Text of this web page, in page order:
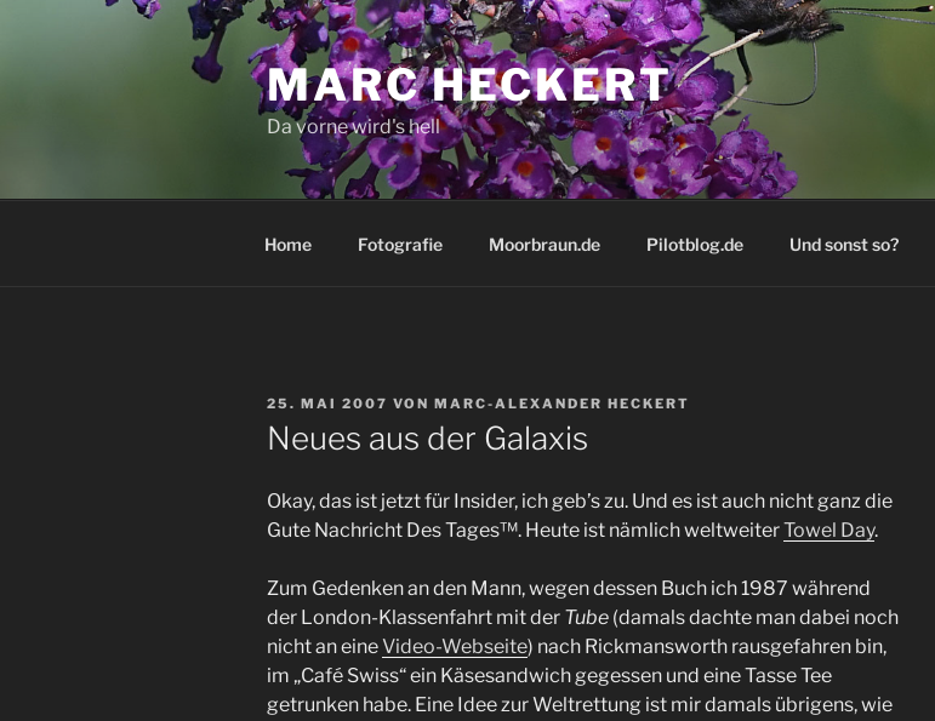
MARC HECKERT
Da vorne wird's hell
Home Fotografie Moorbraun.de Pilotblog.de Und sonst so?
VERÖFFENTLICHT
AM
25. MAI 2007 VON MARC-ALEXANDER HECKERT
Neues aus der Galaxis
Okay, das ist jetzt für Insider, ich geb’s zu. Und es ist auch nicht ganz die
Gute Nachricht Des Tages™. Heute ist nämlich weltweiterTowel Day.
Zum Gedenken an den Mann, wegen dessen Buch ich 1987 während
der London-Klassenfahrt mit der Tube (damals dachte man dabei noch
nicht an eineVideo-Webseite) nach Rickmansworth rausgefahren bin,
im „Café Swiss“ ein Käsesandwich gegessen und eine Tasse Tee
getrunken habe. Eine Idee zur Weltrettung ist mir damals übrigens, wie